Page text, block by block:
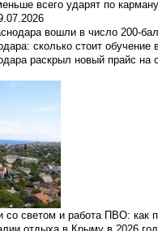
всего ударят по
вошли в число 200-
сколько стоит обучение
раскрыл новый прайс на
со светом и работа ПВО: как